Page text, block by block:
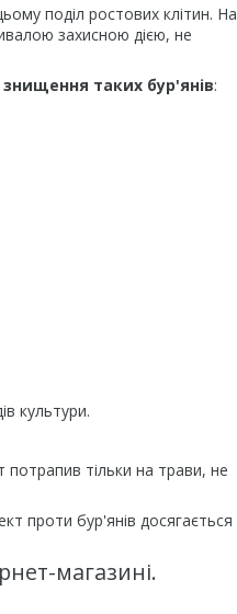
поділ ростових клітин.
захисною дією, не
таких бур'янів:
культури.
тільки на трави, не
проти бур'янів досягається
магазині.